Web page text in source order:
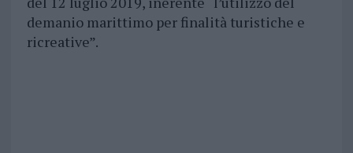
demanio marittimo per finalità turistiche e
ricreative”.